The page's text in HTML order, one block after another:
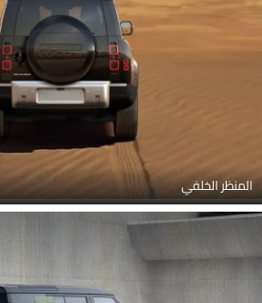
المنظر الخلفي